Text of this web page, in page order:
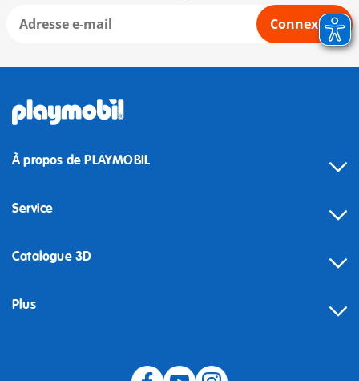
Connexion
À propos de PLAYMOBIL
Service
Catalogue 3D
Plus